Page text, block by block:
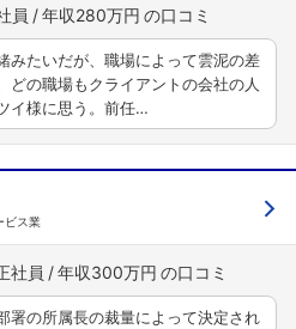
員 年収280万円
みたいだが、職場によって雲泥の差
どの職場もクライアントの会社の人
イ様に思う。前任…
ビス業
社員 年収300万円
署の所属長の裁量によって決定され